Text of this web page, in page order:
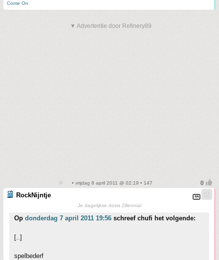
Come On
▼ Advertentie door Refinery89
• vrijdag 8 april 2011 @ 02:19 • 147
RockNijntje
Je dagelijkse dosis Zillennial
Op donderdag 7 april 2011 19:56 schreef chufi het volgende:
[..]
spelbederf